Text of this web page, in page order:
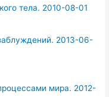
тела. 2010-08-01
2013-06-
мира. 2012-